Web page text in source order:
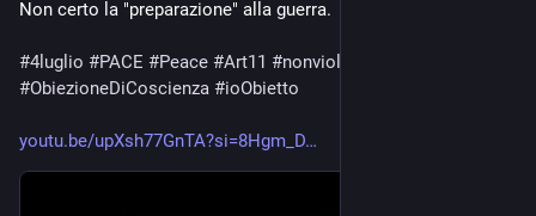
Non certo la "preparazione" alla guerra.
#4luglio #PACE #Peace #Art11 #nonviolenza
#ObiezioneDiCoscienza #ioObietto
youtu.be/upXsh77GnTA?si=8Hgm_D